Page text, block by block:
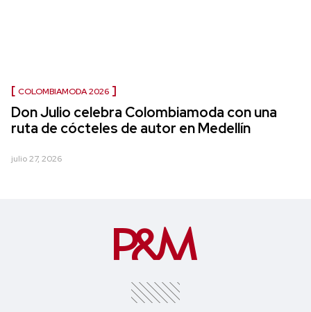
COLOMBIAMODA 2026
Don Julio celebra Colombiamoda con una
ruta de cócteles de autor en Medellín
julio 27, 2026